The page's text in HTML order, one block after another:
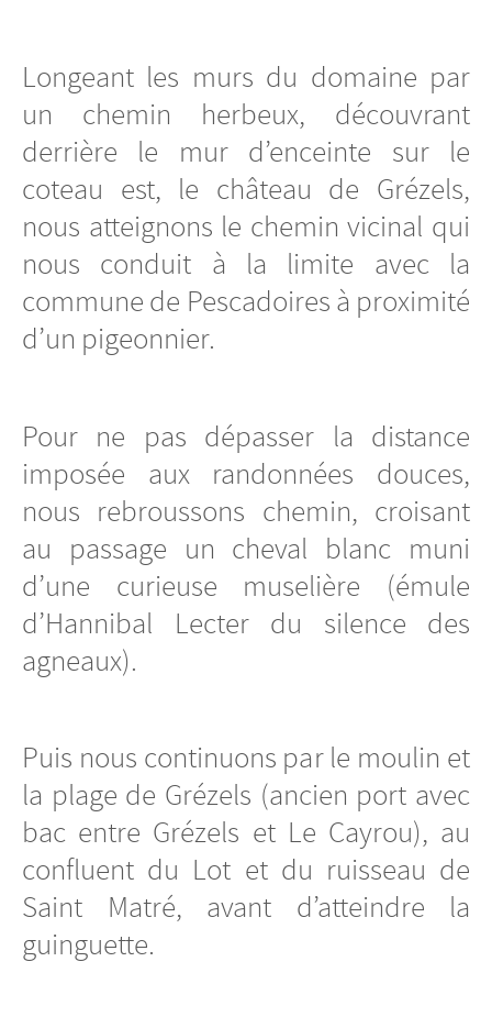
Longeant les murs du domaine par
un chemin herbeux, découvrant
derrière le mur d’enceinte sur le
coteau est, le château de Grézels,
nous atteignons le chemin vicinal qui
nous conduit à la limite avec la
commune de Pescadoires à proximité
d’un pigeonnier.
Pour ne pas dépasser la distance
imposée aux randonnées douces,
nous rebroussons chemin, croisant
au passage un cheval blanc muni
d’une curieuse muselière (émule
d’Hannibal Lecter du silence des
agneaux).
Puis nous continuons par le moulin et
la plage de Grézels (ancien port avec
bac entre Grézels et Le Cayrou), au
confluent du Lot et du ruisseau de
Saint Matré, avant d’atteindre la
guinguette.